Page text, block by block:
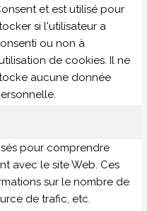
et est utilisé pour
si l'utilisateur a
ou non à
de cookies. Il ne
aucune donnée
pour comprendre
avec le site Web. Ces
sur le nombre de
de trafic, etc.